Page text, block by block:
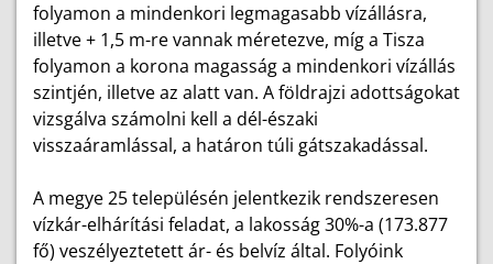
folyamon a mindenkori legmagasabb vízállásra,
illetve + 1,5 m-re vannak méretezve, míg a Tisza
folyamon a korona magasság a mindenkori vízállás
szintjén, illetve az alatt van. A földrajzi adottságokat
vizsgálva számolni kell a dél-északi
visszaáramlással, a határon túli gátszakadással.
A megye 25 településén jelentkezik rendszeresen
vízkár-elhárítási feladat, a lakosság 30%-a (173.877
fő) veszélyeztetett ár- és belvíz által. Folyóink